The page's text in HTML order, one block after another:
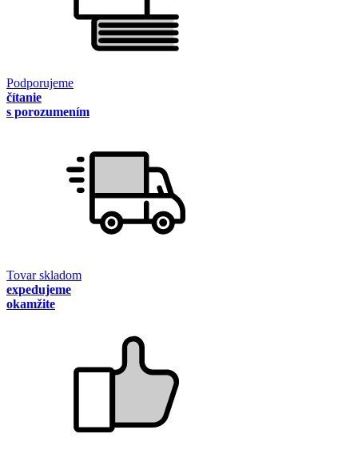
Podporujeme
čítanie
s porozumením
Tovar skladom
expedujeme
okamžite